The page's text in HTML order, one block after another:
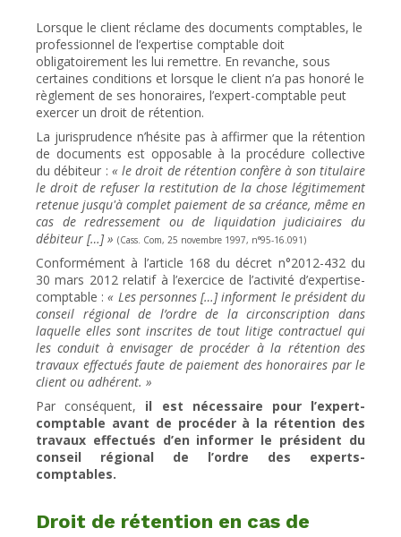
Lorsque le client réclame des documents comptables, le
professionnel de l’expertise comptable doit
obligatoirement les lui remettre. En revanche, sous
certaines conditions et lorsque le client n’a pas honoré le
règlement de ses honoraires, l’expert-comptable peut
exercer un droit de rétention.
La jurisprudence n’hésite pas à affirmer que la rétention
de documents est opposable à la procédure collective
du débiteur : « le droit de rétention confère à son titulaire
le droit de refuser la restitution de la chose légitimement
retenue jusqu'à complet paiement de sa créance, même en
cas de redressement ou de liquidation judiciaires du
débiteur […] » (Cass. Com, 25 novembre 1997, n°95-16.091)
Conformément à l’article 168 du décret n°2012-432 du
30 mars 2012 relatif à l’exercice de l’activité d’expertise-
comptable :« Les personnes […] informent le président du
conseil régional de l’ordre de la circonscription dans
laquelle elles sont inscrites de tout litige contractuel qui
les conduit à envisager de procéder à la rétention des
travaux effectués faute de paiement des honoraires par le
client ou adhérent. »
Par conséquent, il est nécessaire pour l’expert-
comptable avant de procéder à la rétention des
travaux effectués d’en informer le président du
conseil régional de l’ordre des experts-
comptables.
Droit de rétention en cas de